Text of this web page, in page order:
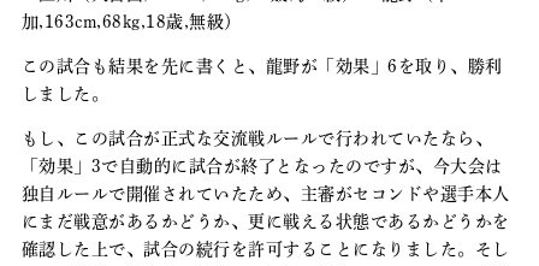
加,163cm,68kg,18歳,無級）
この試合も結果を先に書くと、龍野が「効果」6を取り、勝利
しました。
もし、この試合が正式な交流戦ルールで行われていたなら、
「効果」3で自動的に試合が終了となったのですが、今大会は
独自ルールで開催されていたため、主審がセコンドや選手本人
にまだ戦意があるかどうか、更に戦える状態であるかどうかを
確認した上で、試合の続行を許可することになりました。そし